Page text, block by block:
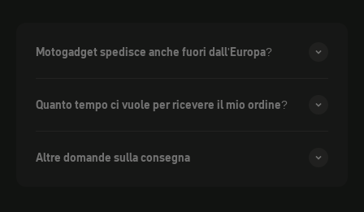
Motogadget spedisce anche fuori dall'Europa?
Quanto tempo ci vuole per ricevere il mio ordine?
Altre domande sulla consegna